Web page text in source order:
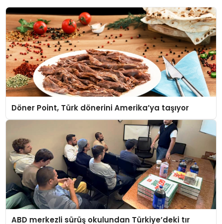
Döner Point, Türk dönerini Amerika’ya taşıyor
ABD merkezli sürüş okulundan Türkiye’deki tır